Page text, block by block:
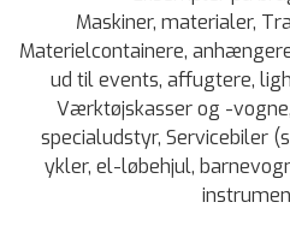
Maskiner, materialer,
Materielcontainere,
ud til events, affugtere,
Værktøjskasser og -
specialudstyr, Servicebiler
ykler, el-løbehjul,